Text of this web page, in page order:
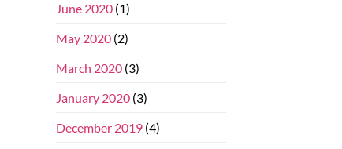
June 2020(1)
May 2020(2)
March 2020(3)
January 2020(3)
December 2019(4)